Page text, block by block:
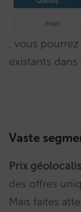
, vous
existants dans
Vaste
Prix
des offres
Mais faites